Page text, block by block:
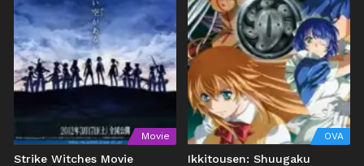
Movie
Strike Witches Movie
OVA
Ikkitousen: Shuugaku